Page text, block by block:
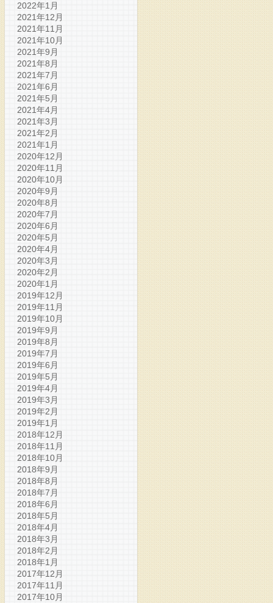
2022年1月
2021年12月
2021年11月
2021年10月
2021年9月
2021年8月
2021年7月
2021年6月
2021年5月
2021年4月
2021年3月
2021年2月
2021年1月
2020年12月
2020年11月
2020年10月
2020年9月
2020年8月
2020年7月
2020年6月
2020年5月
2020年4月
2020年3月
2020年2月
2020年1月
2019年12月
2019年11月
2019年10月
2019年9月
2019年8月
2019年7月
2019年6月
2019年5月
2019年4月
2019年3月
2019年2月
2019年1月
2018年12月
2018年11月
2018年10月
2018年9月
2018年8月
2018年7月
2018年6月
2018年5月
2018年4月
2018年3月
2018年2月
2018年1月
2017年12月
2017年11月
2017年10月